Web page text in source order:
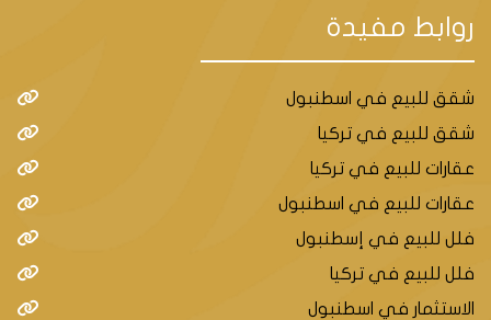
روابط مفيدة
شقق للبيع في اسطنبول
شقق للبيع في تركيا
عقارات للبيع في تركيا
عقارات للبيع في اسطنبول
فلل للبيع في إسطنبول
فلل للبيع في تركيا
الاستثمار في اسطنبول